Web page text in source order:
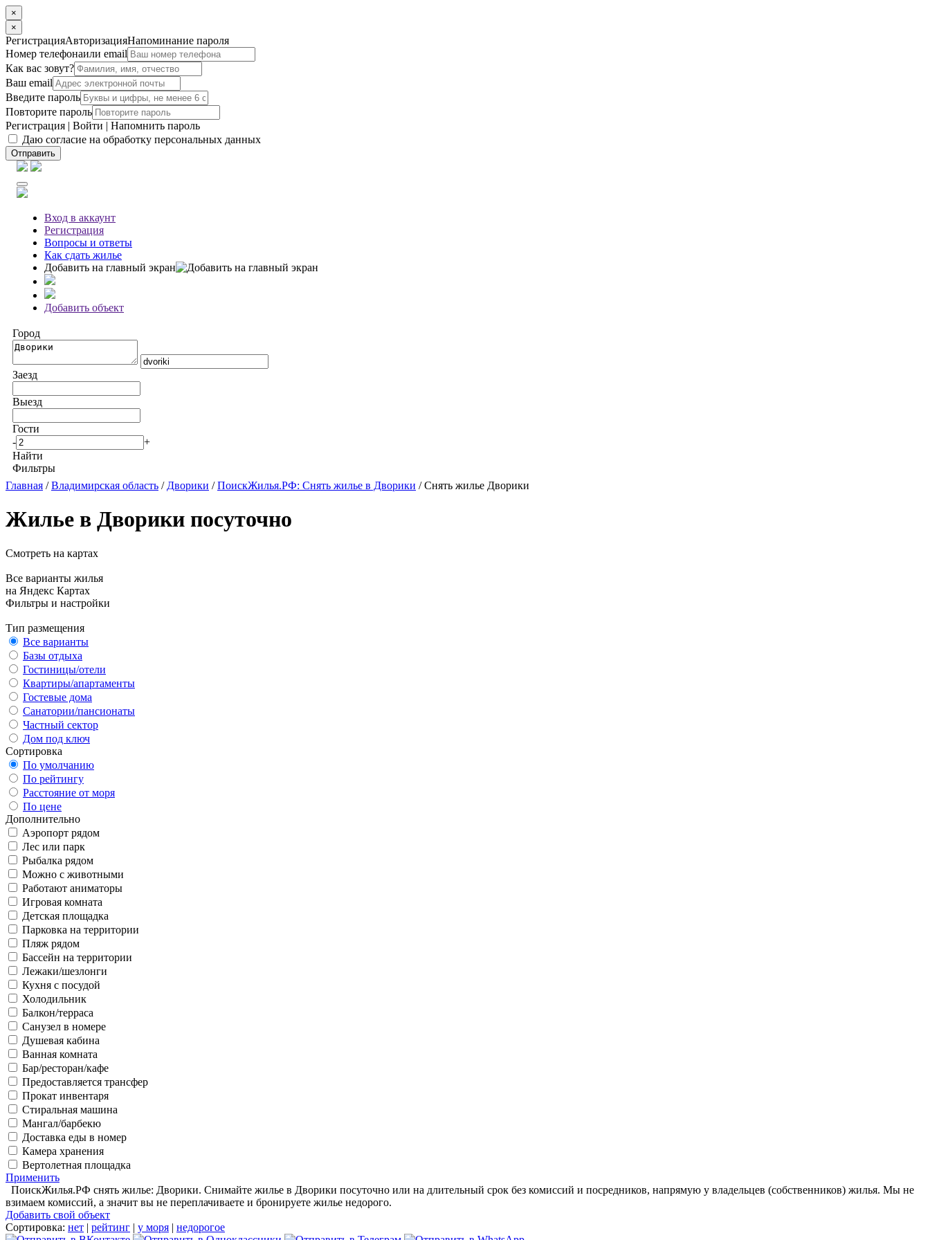
×
×
РегистрацияАвторизацияНапоминание пароля
Номер телефонаили email
Как вас зовут?
Ваш email
Введите пароль
Повторите пароль
Регистрация | Войти | Напомнить пароль
Даю согласие на обработку персональных данных
Отправить
Вход в аккаунт
Регистрация
Вопросы и ответы
Как сдать жилье
Добавить на главный экран
Добавить объект
Город
Заезд
Выезд
Гости
-
+
Найти
Фильтры
Главная /Владимирская область / Дворики /ПоискЖилья.РФ: Снять жилье в Дворики / Снять жилье Дворики
Жилье в Дворики посуточно
Смотреть на картах
Все варианты жилья
на Яндекс Картах
Фильтры и настройки
Тип размещения
Все варианты
Базы отдыха
Гостиницы/отели
Квартиры/апартаменты
Гостевые дома
Санатории/пансионаты
Частный сектор
Дом под ключ
Сортировка
По умолчанию
По рейтингу
Расстояние от моря
По цене
Дополнительно
Аэропорт рядом
Лес или парк
Рыбалка рядом
Можно с животными
Работают аниматоры
Игровая комната
Детская площадка
Парковка на территории
Пляж рядом
Бассейн на территории
Лежаки/шезлонги
Кухня с посудой
Холодильник
Балкон/терраса
Санузел в номере
Душевая кабина
Ванная комната
Бар/ресторан/кафе
Предоставляется трансфер
Прокат инвентаря
Стиральная машина
Мангал/барбекю
Доставка еды в номер
Камера хранения
Вертолетная площадка
Применить
ПоискЖилья.РФ снять жилье: Дворики. Снимайте жилье в Дворики посуточно или на длительный срок без комиссий и посредников, напрямую у владельцев (собственников) жилья. Мы не
взимаем комиссий, а значит вы не переплачиваете и бронируете жилье недорого.
Добавить свой объект
Сортировка: нет | рейтинг | у моря | недорогое